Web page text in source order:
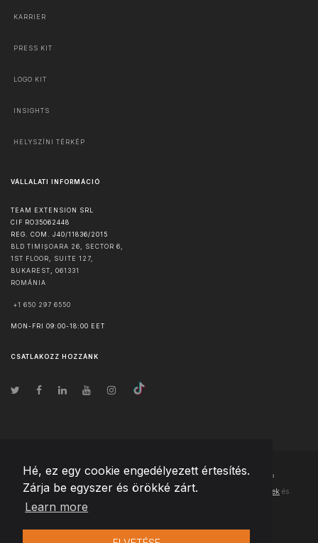
Hé, ez egy cookie engedélyezett értesítés.
Zárja be egyszer és örökké zárt.
Learn more
KARRIER
PRESS KIT
LOGO KIT
INSIGHTS
HELYSZÍNI TÉRKÉP
VÁLLALATI INFORMÁCIÓ
TEAM EXTENSION SRL
CIF RO35062448
REG. COM. J40/11836/2015
BLD TIMIȘOARA 26, SECTOR 6,
1ST FLOOR, SUITE 127,
BUKAREST
061331
ROMÁNIA
+1 650 297 6550
MON-FRI 09:00-18:00 EET
CSATLAKOZZ HOZZÁNK
© Szerzői jog2026 Team Extension Hungary- Minden jog fenntartva
Changelog ● Ezen webhely használatával elfogadja Használati feltételek és